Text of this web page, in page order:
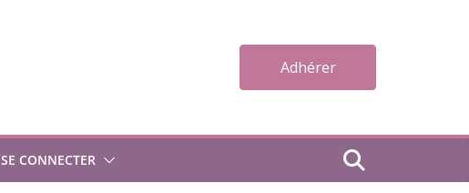
Adhérer
SE CONNECTER